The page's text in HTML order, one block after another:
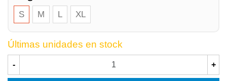
S M L XL
Últimas unidades en stock
- +